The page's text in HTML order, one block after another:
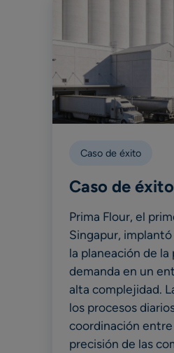
Caso de éxito
Caso de
Prima Flour, el
Singapur,
la planeación de
demanda en un
alta complejidad.
los procesos
coordinación
precisión de las